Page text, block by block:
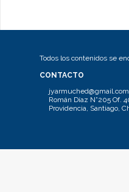
Todos los contenidos se
CONTACTO
jyarmuched@gmail.com
Román Díaz N°205 Of.
Providencia, Santiago,